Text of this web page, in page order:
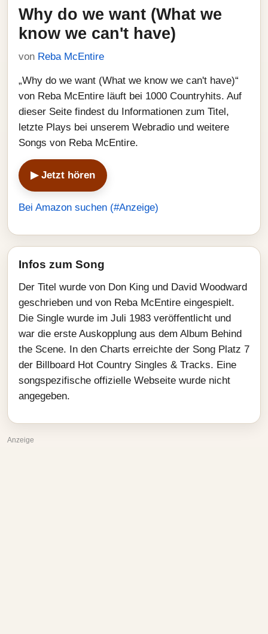
Why do we want (What we
know we can't have)
von Reba McEntire
„Why do we want (What we know we can't have)“
von Reba McEntire läuft bei 1000 Countryhits. Auf
dieser Seite findest du Informationen zum Titel,
letzte Plays bei unserem Webradio und weitere
Songs von Reba McEntire.
▶ Jetzt hören
Bei Amazon suchen (#Anzeige)
Infos zum Song
Der Titel wurde von Don King und David Woodward
geschrieben und von Reba McEntire eingespielt.
Die Single wurde im Juli 1983 veröffentlicht und
war die erste Auskopplung aus dem Album Behind
the Scene. In den Charts erreichte der Song Platz 7
der Billboard Hot Country Singles & Tracks. Eine
songspezifische offizielle Webseite wurde nicht
angegeben.
Anzeige